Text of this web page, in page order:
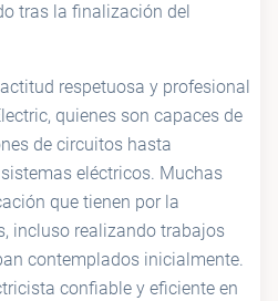
tras la finalización del
respetuosa y profesional
quienes son capaces de
de circuitos hasta
eléctricos. Muchas
que tienen por la
incluso realizando trabajos
contemplados inicialmente.
confiable y eficiente en